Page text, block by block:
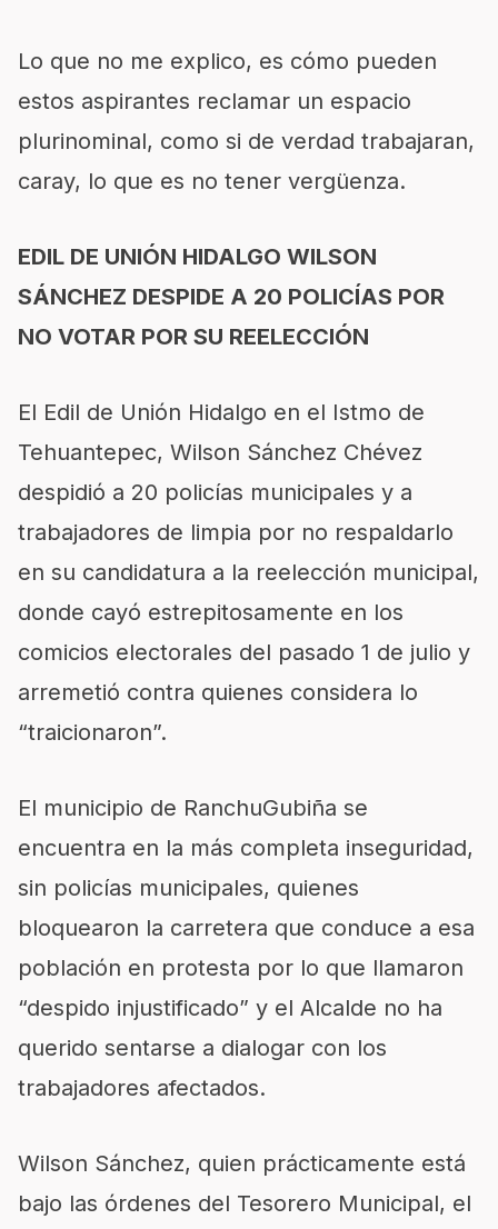
Lo que no me explico, es cómo pueden
estos aspirantes reclamar un espacio
plurinominal, como si de verdad trabajaran,
caray, lo que es no tener vergüenza.
EDIL DE UNIÓN HIDALGO WILSON
SÁNCHEZ DESPIDE A 20 POLICÍAS POR
NO VOTAR POR SU REELECCIÓN
El Edil de Unión Hidalgo en el Istmo de
Tehuantepec, Wilson Sánchez Chévez
despidió a 20 policías municipales y a
trabajadores de limpia por no respaldarlo
en su candidatura a la reelección municipal,
donde cayó estrepitosamente en los
comicios electorales del pasado 1 de julio y
arremetió contra quienes considera lo
“traicionaron”.
El municipio de RanchuGubiña se
encuentra en la más completa inseguridad,
sin policías municipales, quienes
bloquearon la carretera que conduce a esa
población en protesta por lo que llamaron
“despido injustificado” y el Alcalde no ha
querido sentarse a dialogar con los
trabajadores afectados.
Wilson Sánchez, quien prácticamente está
bajo las órdenes del Tesorero Municipal, el